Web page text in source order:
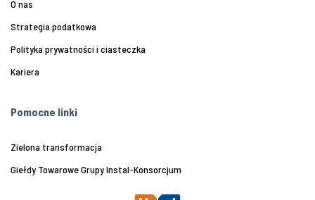
O nas
Strategia podatkowa
Polityka prywatności i ciasteczka
Kariera
Pomocne linki
Zielona transformacja
Giełdy Towarowe Grupy Instal-Konsorcjum